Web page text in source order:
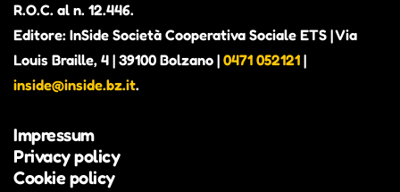
R.O.C. al n. 12.446.
Editore: InSide Società Cooperativa Sociale ETS | Via
Louis Braille, 4 | 39100 Bolzano | 0471 052121 |
inside@inside.bz.it.
Impressum
Privacy policy
Cookie policy